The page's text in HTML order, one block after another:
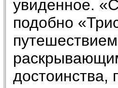
увиденное.
подобно
достоинства,